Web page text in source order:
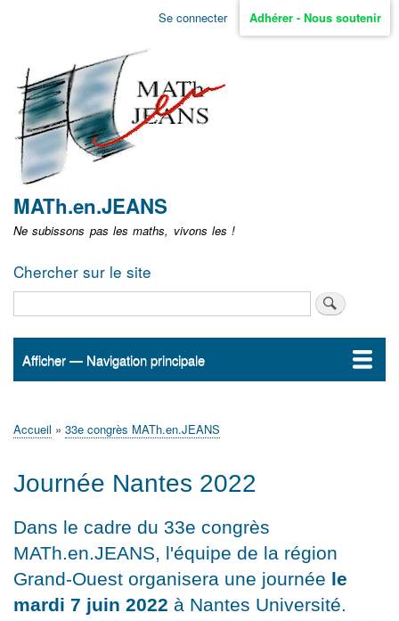
Aller
non
identifié
Se connecter Adhérer - Nous soutenir
MATh.en.JEANS
Ne subissons pas les maths, vivons les !
Chercher sur le site
Navigation
Afficher — Navigation principale
Accueil
Actualités
MATh.en.JEANS ?
Régions et Ateliers
Créer, gérer un atelier
Sujets/Publications
Congrès
d'Ariane
Accueil 33e congrès MATh.en.JEANS
Journée Nantes 2022
Dans le cadre du 33e congrès
MATh.en.JEANS, l'équipe de la région
Grand-Ouest organisera une journée le
mardi 7 juin 2022 à Nantes Université.